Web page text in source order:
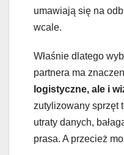
umawiają się na
wcale.
Właśnie dlatego
partnera ma
logistyczne, ale i
zutylizowany sprzęt
utraty danych,
prasa. A przecież